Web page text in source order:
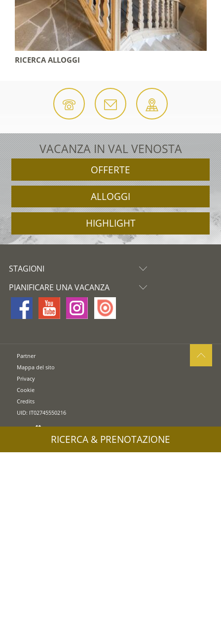
RICERCA ALLOGGI
VACANZA IN VAL VENOSTA
OFFERTE
ALLOGGI
HIGHLIGHT
STAGIONI
PIANIFICARE UNA VACANZA
Partner
Mappa del sito
Privacy
Cookie
Credits
UID: IT02745550216
Informazioni stampa & immagini
RICERCA & PRENOTAZIONE